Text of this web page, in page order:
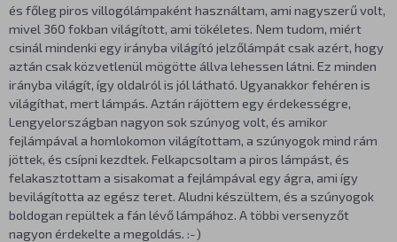
és főleg piros villogólámpaként használtam, ami nagyszerű volt,
mivel 360 fokban világított, ami tökéletes. Nem tudom, miért
csinál mindenki egy irányba világító jelzőlámpát csak azért, hogy
aztán csak közvetlenül mögötte állva lehessen látni. Ez minden
irányba világít, így oldalról is jól látható. Ugyanakkor fehéren is
világíthat, mert lámpás. Aztán rájöttem egy érdekességre,
Lengyelországban nagyon sok szúnyog volt, és amikor
fejlámpával a homlokomon világítottam, a szúnyogok mind rám
jöttek, és csípni kezdtek. Felkapcsoltam a piros lámpást, és
felakasztottam a sisakomat a fejlámpával egy ágra, ami így
bevilágította az egész teret. Aludni készültem, és a szúnyogok
boldogan repültek a fán lévő lámpához. A többi versenyzőt
nagyon érdekelte a megoldás. :-)